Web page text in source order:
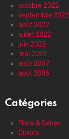
octobre 2022
septembre 2022
août 2022
juillet 2022
juin 2022
mai 2022
août 2007
août 2006
Catégories
Films & Séries
Guides